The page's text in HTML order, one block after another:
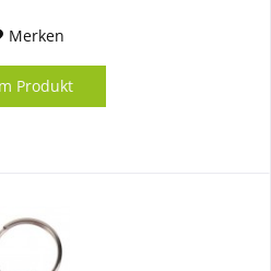
Merken
Produkt